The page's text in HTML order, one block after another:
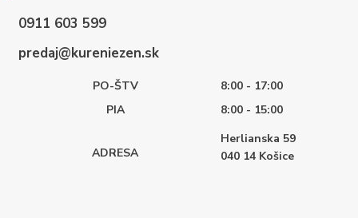
0911 603 599
predaj@kureniezen.sk
PO-ŠTV
8:00 - 17:00
PIA
8:00 - 15:00
ADRESA
Herlianska 59
040 14 Košice